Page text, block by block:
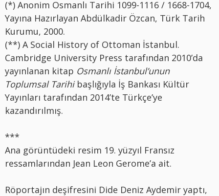
(*) Anonim Osmanlı Tarihi 1099-1116 / 1668-1704,
Yayına Hazırlayan Abdülkadir Özcan, Türk Tarih
Kurumu, 2000.
(**) A Social History of Ottoman İstanbul.
Cambridge University Press tarafından 2010’da
yayınlanan kitap Osmanlı İstanbul’unun
Toplumsal Tarihibaşlığıyla İş Bankası Kültür
Yayınları tarafından 2014’te Türkçe’ye
kazandırılmış.
***
Ana görüntüdeki resim 19. yüzyıl Fransız
ressamlarından Jean Leon Gerome’a ait.
Röportajın deşifresini Dide Deniz Aydemir yaptı,